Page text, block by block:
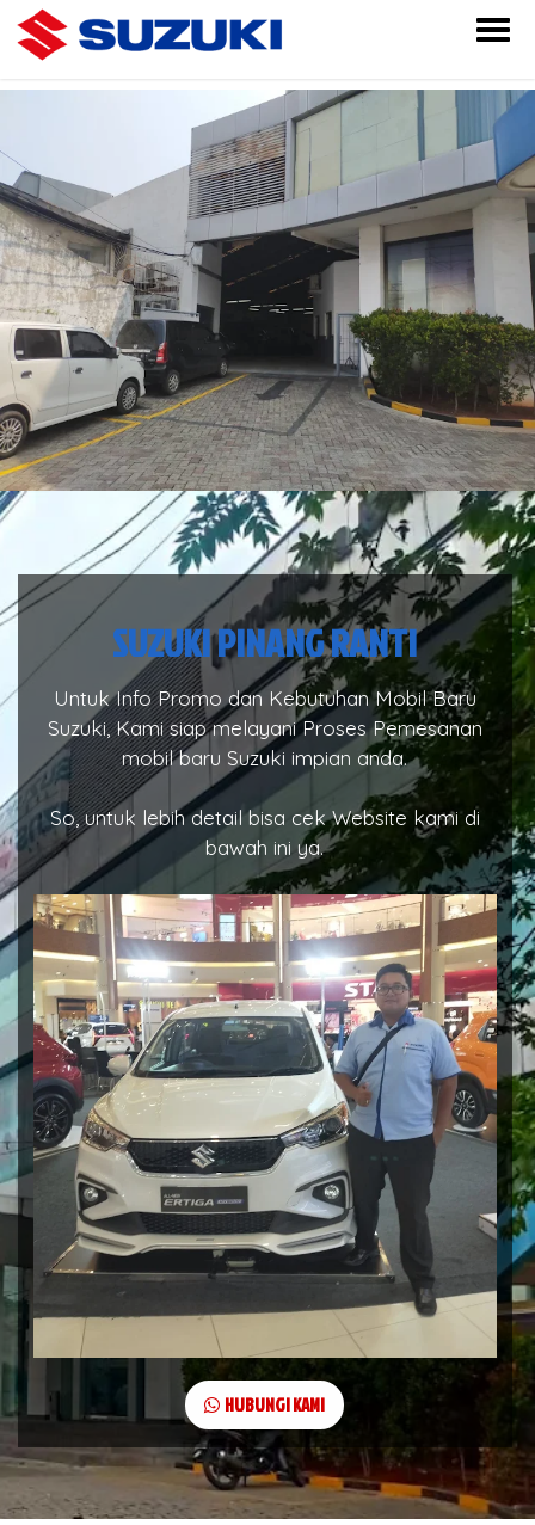
SUZUKI PINANG RANTI
Untuk Info Promo dan Kebutuhan Mobil Baru
Suzuki, Kami siap melayani Proses Pemesanan
mobil baru Suzuki impian anda.
So, untuk lebih detail bisa cek Website kami di
bawah ini ya.
HUBUNGI KAMI